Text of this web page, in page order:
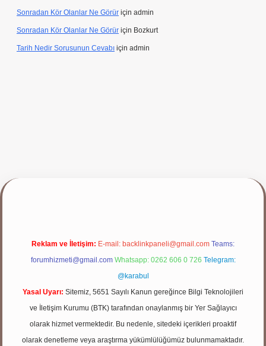
Sonradan Kör Olanlar Ne Görür için admin
Sonradan Kör Olanlar Ne Görür için Bozkurt
Tarih Nedir Sorusunun Cevabı için admin
Reklam ve İletişim: E-mail: backlinkpaneli@gmail.com Teams:
forumhizmeti@gmail.com Whatsapp: 0262 606 0 726 Telegram:
@karabul
Yasal Uyarı: Sitemiz, 5651 Sayılı Kanun gereğince Bilgi Teknolojileri
ve İletişim Kurumu (BTK) tarafından onaylanmış bir Yer Sağlayıcı
olarak hizmet vermektedir. Bu nedenle, sitedeki içerikleri proaktif
olarak denetleme veya araştırma yükümlülüğümüz bulunmamaktadır.